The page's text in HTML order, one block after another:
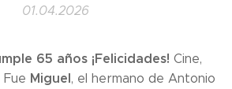
01.04.2026
65 años ¡Felicidades! Cine,
Miguel, el hermano de Antonio